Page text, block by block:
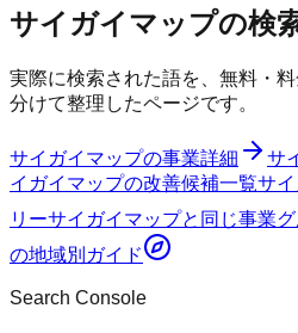
サイガイマップの検
実際に検索された語を、無料・
分けて整理したページです。
サイガイマップの事業詳細 サ
イガイマップの改善候補一覧サ
リーサイガイマップと同じ事業
の地域別ガイド
Search Console